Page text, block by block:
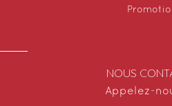
NOUS
Appelez-